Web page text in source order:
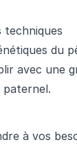
techniques
du
avec une
paternel.
à vos